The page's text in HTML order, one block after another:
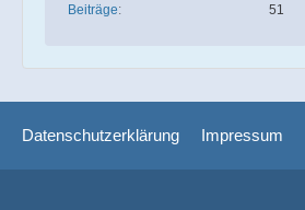
Beiträge
51
Datenschutzerklärung Impressum